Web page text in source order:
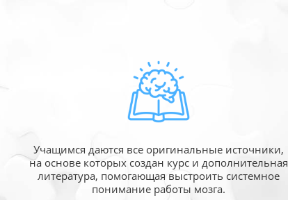
Учащимся даются все оригинальные источники,
на основе которых создан курс и дополнительная
литература, помогающая выстроить системное
понимание работы мозга.